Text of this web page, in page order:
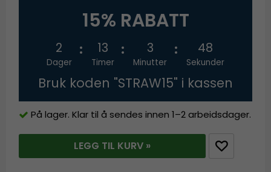
15% RABATT
2
Dager
13
Timer
3
Minutter
48
Sekunder
Bruk koden "STRAW15" i kassen
På lager. Klar til å sendes innen 1–2 arbeidsdager.
LEGG TIL KURV »